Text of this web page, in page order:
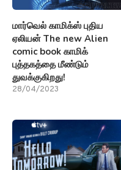
மார்வெல் காமிக்ஸ் புதிய
ஏலியன் The new Alien
comic book காமிக்
புத்தகத்தை மீண்டும்
துவக்குகிறது!
28/04/2023